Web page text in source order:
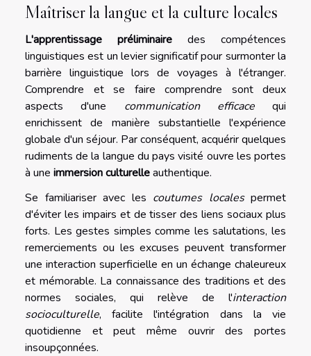
Maîtriser la langue et la culture locales
L'apprentissage préliminaire des compétences
linguistiques est un levier significatif pour surmonter la
barrière linguistique lors de voyages à l'étranger.
Comprendre et se faire comprendre sont deux
aspects d'une communication efficacequi
enrichissent de manière substantielle l'expérience
globale d'un séjour. Par conséquent, acquérir quelques
rudiments de la langue du pays visité ouvre les portes
à une immersion culturelleauthentique.
Se familiariser avec les coutumes localespermet
d'éviter les impairs et de tisser des liens sociaux plus
forts. Les gestes simples comme les salutations, les
remerciements ou les excuses peuvent transformer
une interaction superficielle en un échange chaleureux
et mémorable. La connaissance des traditions et des
normes sociales, qui relève de l'interaction
socioculturelle, facilite l'intégration dans la vie
quotidienne et peut même ouvrir des portes
insoupçonnées.